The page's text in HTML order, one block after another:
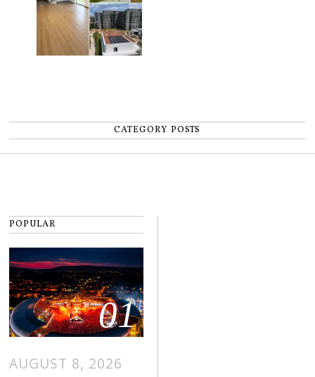
CATEGORY POSTS
POPULAR
01
AUGUST 8, 2026